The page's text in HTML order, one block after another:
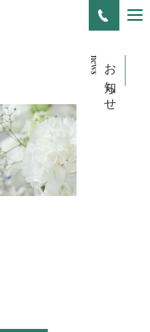
お知らせ
news